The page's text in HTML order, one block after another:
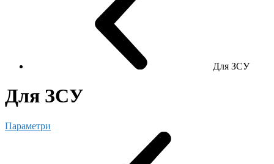
Для ЗСУ
Для ЗСУ
Параметри